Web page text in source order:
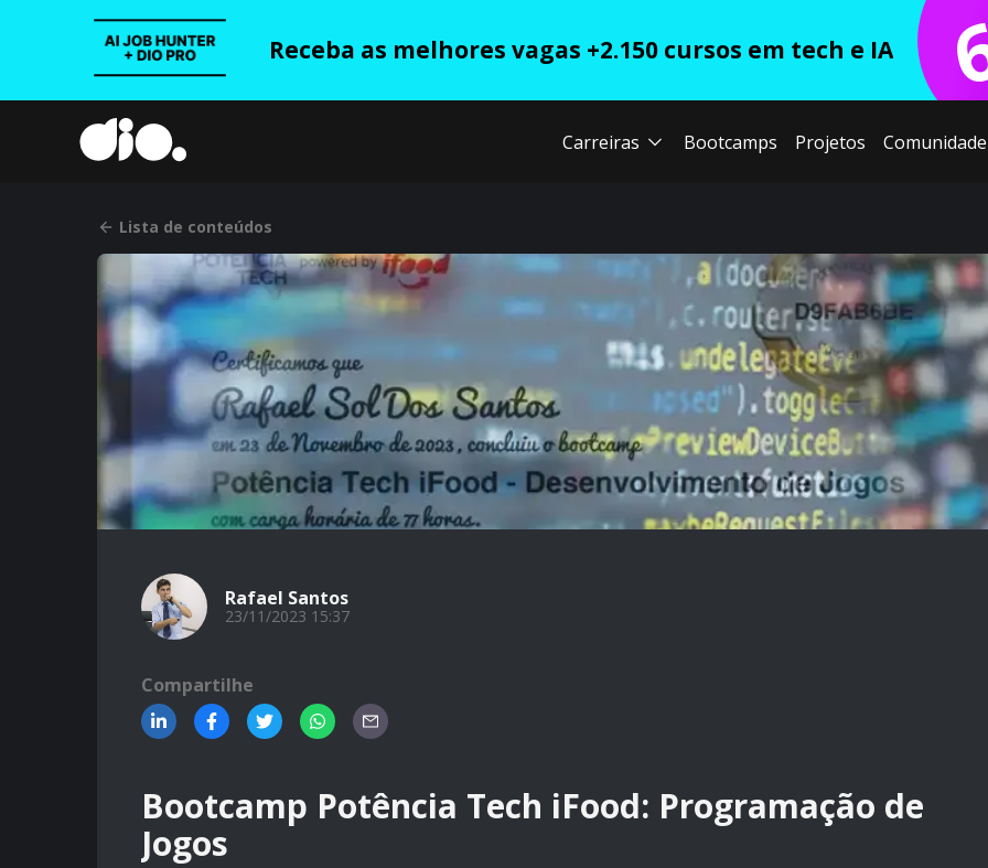
Receba as melhores vagas +2.150 cursos em tech e IA
Carreiras Bootcamps Projetos Comunidade
Lista de conteúdos
Rafael Santos
23/11/2023 15:37
Compartilhe
Bootcamp Potência Tech iFood: Programação de
Jogos